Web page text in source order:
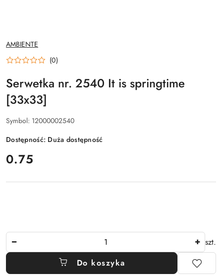
NAZWA
PRODUCENTA:
AMBIENTE
(0)
Serwetka nr. 2540 It is springtime
[33x33]
Symbol: 12000002540
Dostępność: Duża dostępność
cena:
0.75
szt.
Do koszyka